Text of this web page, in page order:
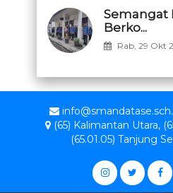
Semangat
Berko...
Rab, 29 Okt
(65) Kalimantan Utara,
(65.01.05) Tanjung